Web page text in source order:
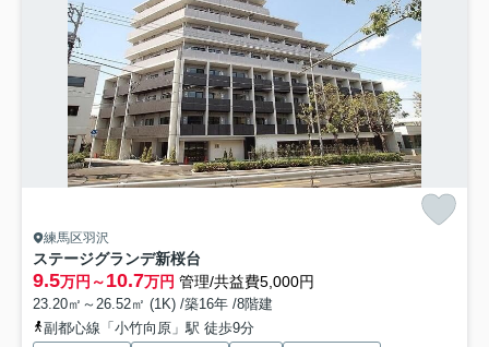
練馬区羽沢
ステージグランデ新桜台
9.5万円～10.7万円 管理/共益費5,000円
23.20㎡～26.52㎡ (1K) /築16年 /8階建
副都心線「小竹向原」駅 徒歩9分